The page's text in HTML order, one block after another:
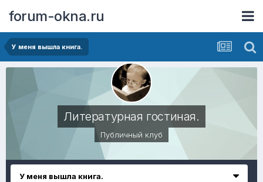
forum-okna.ru
У меня вышла книга.
Литературная гостиная.
Публичный клуб
У меня вышла книга.